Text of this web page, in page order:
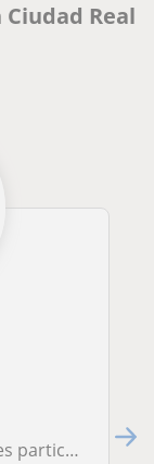
Real
de inglés